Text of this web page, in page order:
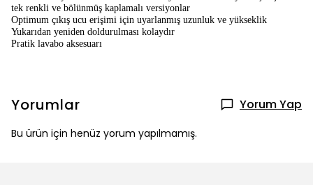
tek renkli ve bölünmüş kaplamalı versiyonlar
Optimum çıkış ucu erişimi için uyarlanmış uzunluk ve yükseklik
Yukarıdan yeniden doldurulması kolaydır
Pratik lavabo aksesuarı
Yorumlar Yorum Yap
Bu ürün için henüz yorum yapılmamış.